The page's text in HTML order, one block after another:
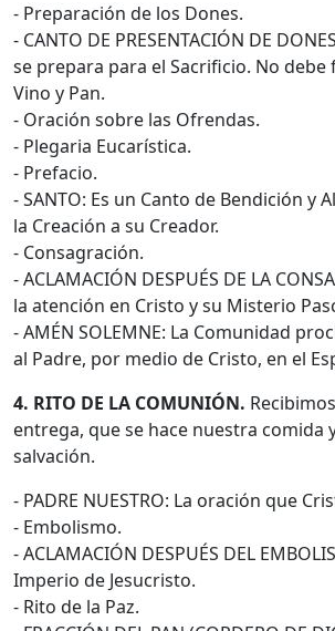
- Preparación de los Dones.
- CANTO DE PRESENTACIÓN DE
se prepara para el Sacrificio. No debe
Vino y Pan.
- Oración sobre las Ofrendas.
- Plegaria Eucarística.
- Prefacio.
- SANTO: Es un Canto de Bendición y
la Creación a su Creador.
- Consagración.
- ACLAMACIÓN DESPUÉS DE LA
la atención en Cristo y su Misterio
- AMÉN SOLEMNE: La Comunidad
al Padre, por medio de Cristo, en el
4. RITO DE LA COMUNIÓN.
entrega, que se hace nuestra comida
salvación.
- PADRE NUESTRO: La oración que
- Embolismo.
- ACLAMACIÓN DESPUÉS DEL
Imperio de Jesucristo.
- Rito de la Paz.